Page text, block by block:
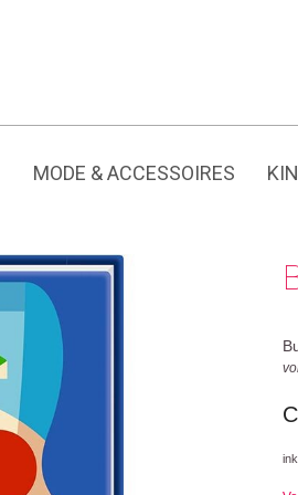
MODE & ACCESSOIRES